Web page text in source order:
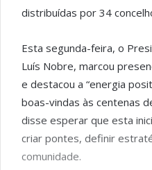
distribuídas por 34
Esta segunda-feira, o
Luís Nobre, marcou
e destacou a “energia
boas-vindas às centenas
disse esperar que esta
criar pontes, definir
comunidade.